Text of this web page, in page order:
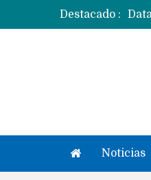
Destacado :
Noticias